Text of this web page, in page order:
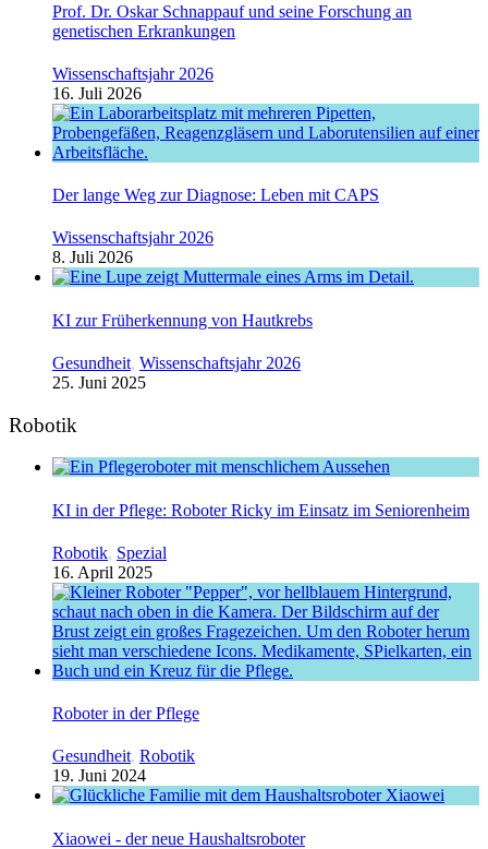
Prof. Dr. Oskar Schnappauf und seine Forschung an
genetischen Erkrankungen
Wissenschaftsjahr 2026
16. Juli 2026
Der lange Weg zur Diagnose: Leben mit CAPS
Wissenschaftsjahr 2026
8. Juli 2026
KI zur Früherkennung von Hautkrebs
Gesundheit, Wissenschaftsjahr 2026
25. Juni 2025
Robotik
KI in der Pflege: Roboter Ricky im Einsatz im Seniorenheim
Robotik, Spezial
16. April 2025
Roboter in der Pflege
Gesundheit, Robotik
19. Juni 2024
Xiaowei - der neue Haushaltsroboter